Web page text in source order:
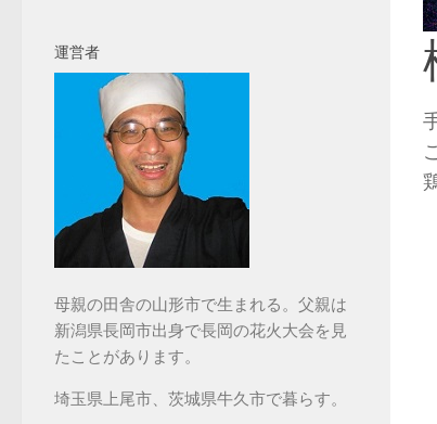
運営者
母親の田舎の山形市で生まれる。父親は
新潟県長岡市出身で長岡の花火大会を見
たことがあります。
埼玉県上尾市、茨城県牛久市で暮らす。